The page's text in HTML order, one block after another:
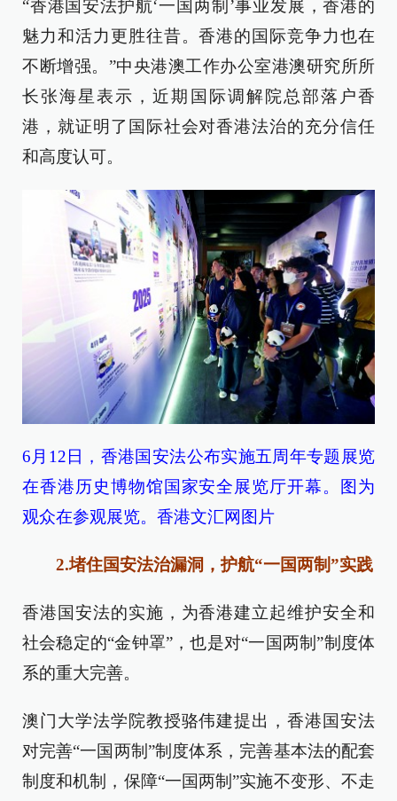
“香港国安法护航‘一国两制’事业发展，香港的
魅力和活力更胜往昔。香港的国际竞争力也在
不断增强。”中央港澳工作办公室港澳研究所所
长张海星表示，近期国际调解院总部落户香
港，就证明了国际社会对香港法治的充分信任
和高度认可。
6月12日，香港国安法公布实施五周年专题展览
在香港历史博物馆国家安全展览厅开幕。图为
观众在参观展览。香港文汇网图片
2.堵住国安法治漏洞，护航“一国两制”实践
香港国安法的实施，为香港建立起维护安全和
社会稳定的“金钟罩”，也是对“一国两制”制度体
系的重大完善。
澳门大学法学院教授骆伟建提出，香港国安法
对完善“一国两制”制度体系，完善基本法的配套
制度和机制，保障“一国两制”实施不变形、不走